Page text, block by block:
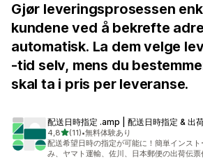
Gjør leveringsprosessen
kundene ved å bekrefte
automatisk. La dem velge
-tid selv, mens du
skal ta i pris per leveranse.
配送日時指定 .amp | 配送日時指定 & 出
4,8av 5 stjerner
(11)
Totalt 11 omtaler
•無料体験あり
配送希望日時の指定が可能に！簡単インス
み、ヤマト運輸、佐川、日本郵便の出荷伝票